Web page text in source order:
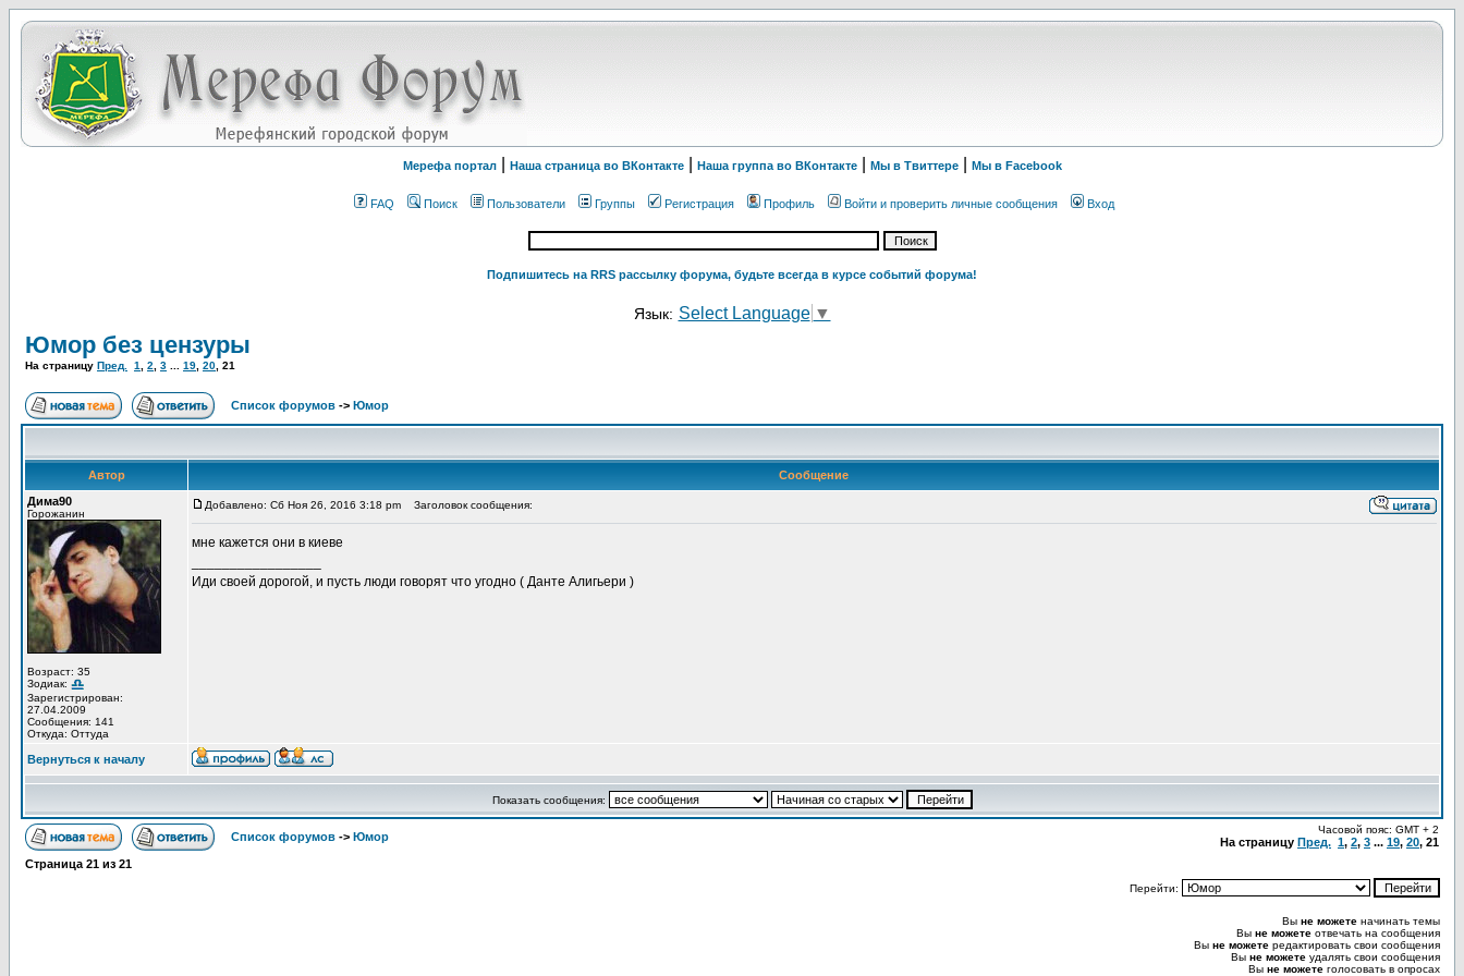
Мерефа портал| Наша страница во ВКонтакте| Наша группа во ВКонтакте| Мы в Твиттере| Мы в Facebook
FAQ Поиск Пользователи Группы Регистрация Профиль Войти и проверить личные сообщения Вход
Подпишитесь на RRS рассылку форума, будьте всегда в курсе событий форума!
Язык: Select Language ▼
Юмор без цензуры
На страницу Пред. 1 2 3 19 20 21
Список форумов -> Юмор
Автор
Сообщение
Дима90
Горожанин
Возраст: 35
Зодиак:
Зарегистрирован:
27.04.2009
Сообщения: 141
Откуда: Оттуда
Добавлено: Сб Ноя 26, 2016 3:18 pm Заголовок сообщения:
мне кажется они в киеве
Иди своей дорогой, и пусть люди говорят что угодно ( Данте Алигьери )
Вернуться к началу
Показать сообщения:
Список форумов -> Юмор
Часовой пояс: GMT + 2
На страницу Пред. 1, 2, 3 ... 19, 20, 21
Страница 21 из 21
Перейти:
Вы не можете начинать темы
Вы не можете отвечать на сообщения
Вы не можете редактировать свои сообщения
Вы не можете удалять свои сообщения
Вы не можете голосовать в опросах